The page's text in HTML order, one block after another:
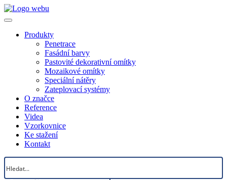
Produkty
Penetrace
Fasádní barvy
Pastovité dekorativní omítky
Mozaikové omítky
Speciální nátěry
Zateplovací systémy
O značce
Reference
Videa
Vzorkovnice
Ke stažení
Kontakt